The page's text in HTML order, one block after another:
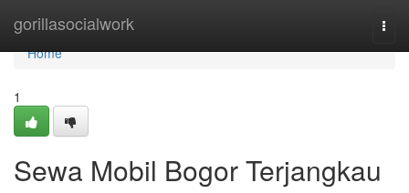
gorillasocialwork
Home
Home
1
Sewa Mobil Bogor Terjangkau